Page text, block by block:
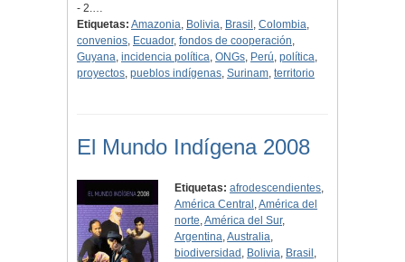
- 2.…
Etiquetas: Amazonia, Bolivia, Brasil , Colombia,
convenios, Ecuador, fondos de cooperación,
Guyana, incidencia política, ONGs, Perú, política,
proyectos, pueblos indígenas, Surinam, territorio
El Mundo Indígena 2008
Etiquetas: afrodescendientes,
América Central ,América del
norte,América del Sur,
Argentina,Australia,
biodiversidad , Bolivia, Brasil ,